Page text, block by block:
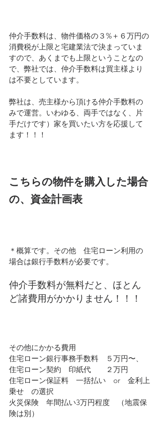
仲介手数料は、物件価格の３%＋６万円の
消費税が上限と宅建業法で決まっていま
すので、あくまでも上限ということなの
で、弊社では、仲介手数料は買主様より
は不要としています。
弊社は、売主様から頂ける仲介手数料の
みで運営。いわゆる、両手ではなく、片
手だけです）家を買いたい方を応援して
ます！！！
こちらの物件を購入した場合
の、資金計画表
＊概算です。その他　住宅ローン利用の
場合は銀行手数料が必要です。
仲介手数料が無料だと、ほとん
ど諸費用がかかりません！！！
その他にかかる費用
住宅ローン銀行事務手数料　５万円〜、
住宅ローン契約　印紙代　　２万円
住宅ローン保証料　一括払い　or　金利上
乗せ　の選択
火災保険　年間払い3万円程度　（地震保
険は別）